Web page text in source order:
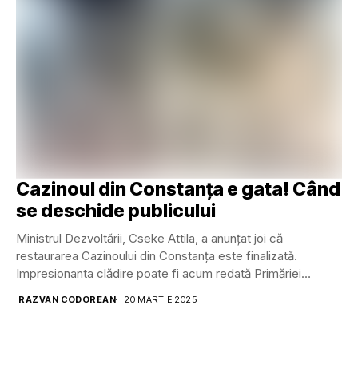
Cazinoul din Constanța e gata! Când
se deschide publicului
Ministrul Dezvoltării, Cseke Attila, a anunţat joi că
restaurarea Cazinoului din Constanţa este finalizată.
Impresionanta clădire poate fi acum redată Primăriei
RAZVAN CODOREAN 20 MARTIE 2025